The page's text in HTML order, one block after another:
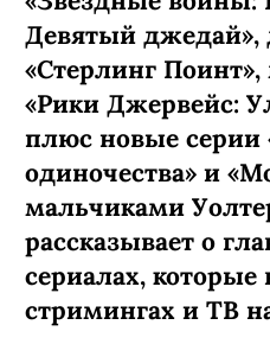
Девятый джедай»,
«Стерлинг
«Рики Джервейс:
плюс новые серии
одиночества» и
мальчиками
рассказывает о
сериалах,
стримингах и ТВ